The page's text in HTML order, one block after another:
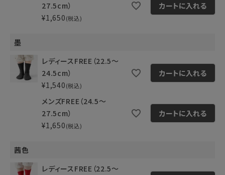
27.5cm）
¥1,650 税込
カートに入れる
墨
レディースFREE（22.5～
24.5cm）
¥1,540 税込
カートに入れる
メンズFREE（24.5～
27.5cm）
¥1,650 税込
カートに入れる
茜色
レディースFREE（22.5～